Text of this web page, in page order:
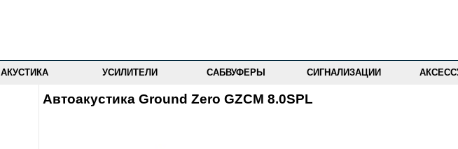
АКУСТИКА УСИЛИТЕЛИ САБВУФЕРЫ СИГНАЛИЗАЦИИ
Автоакустика Ground Zero GZCM 8.0SPL